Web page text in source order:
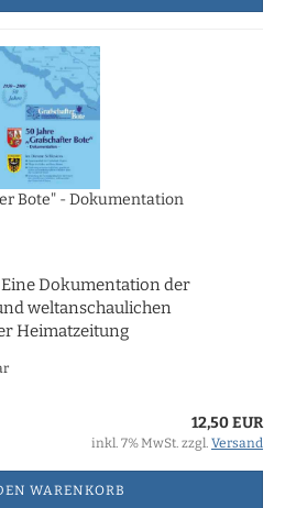
Bote" - Dokumentation
Eine Dokumentation der
weltanschaulichen
Heimatzeitung
12,50 EUR
inkl. 7% MwSt. zzgl. Versand
WARENKORB